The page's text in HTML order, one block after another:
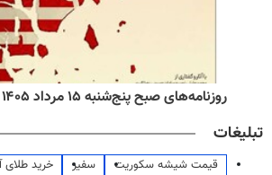
روزنامه‌های صبح پنج‌شنبه ۱۵ مرداد ۱۴۰۵
تبلیغات
قیمت شیشه سکوریت سفیر خرید